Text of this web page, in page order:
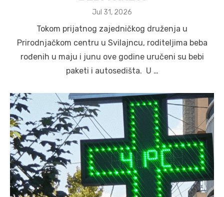
Posted
Jul 31, 2026
Tokom prijatnog zajedničkog druženja u
Prirodnjačkom centru u Svilajncu, roditeljima beba
rođenih u maju i junu ove godine uručeni su bebi
paketi i autosedišta. U …